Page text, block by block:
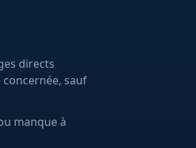
directs
sauf
manque à